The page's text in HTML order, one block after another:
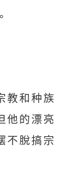
教和种族
他的漂亮
不脫搞宗